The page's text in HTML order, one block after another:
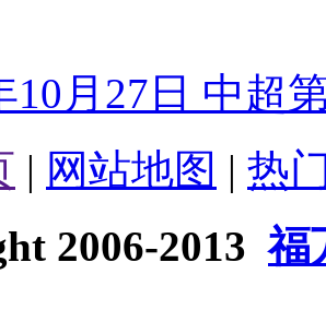
10月27日 中超
| 网站地图 | 热
2006-2013福